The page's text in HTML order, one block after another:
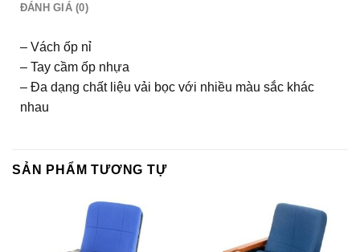
ĐÁNH GIÁ (0)
– Vách ốp nỉ
– Tay cầm ốp nhựa
– Đa dạng chất liệu vải bọc với nhiều màu sắc khác
nhau
SẢN PHẨM TƯƠNG TỰ